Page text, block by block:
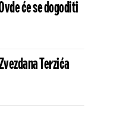
Ovde će se dogoditi
Terzića